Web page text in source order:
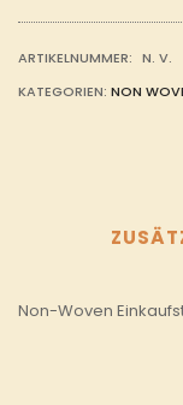
ARTIKELNUMMER: N. V.
KATEGORIEN: NON
Non-Woven